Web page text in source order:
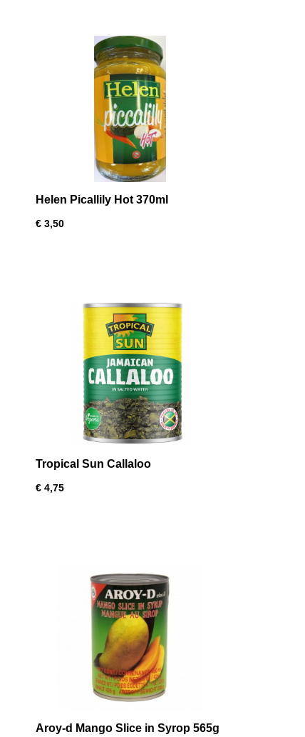
Helen Picallily Hot 370ml
€ 3,50
Tropical Sun Callaloo
€ 4,75
Aroy-d Mango Slice in Syrop 565g